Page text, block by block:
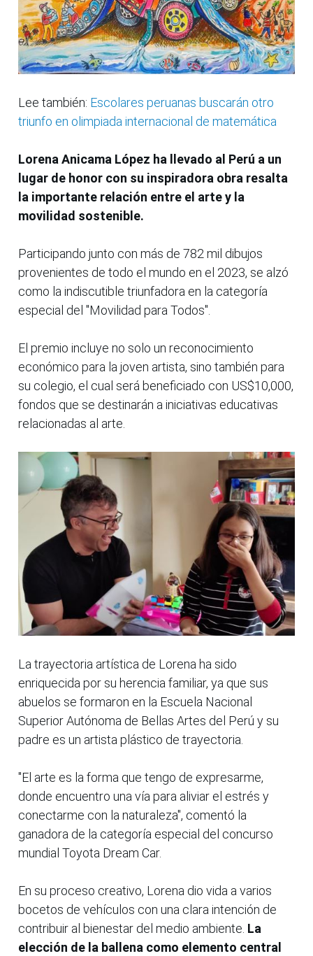
Lee también: Escolares peruanas buscarán otro
triunfo en olimpiada internacional de matemática
Lorena Anicama López ha llevado al Perú a un
lugar de honor con su inspiradora obra resalta
la importante relación entre el arte y la
movilidad sostenible.
Participando junto con más de 782 mil dibujos
provenientes de todo el mundo en el 2023, se alzó
como la indiscutible triunfadora en la categoría
especial del "Movilidad para Todos".
El premio incluye no solo un reconocimiento
económico para la joven artista, sino también para
su colegio, el cual será beneficiado con US$10,000,
fondos que se destinarán a iniciativas educativas
relacionadas al arte.
La trayectoria artística de Lorena ha sido
enriquecida por su herencia familiar, ya que sus
abuelos se formaron en la Escuela Nacional
Superior Autónoma de Bellas Artes del Perú y su
padre es un artista plástico de trayectoria.
"El arte es la forma que tengo de expresarme,
donde encuentro una vía para aliviar el estrés y
conectarme con la naturaleza", comentó la
ganadora de la categoría especial del concurso
mundial Toyota Dream Car.
En su proceso creativo, Lorena dio vida a varios
bocetos de vehículos con una clara intención de
contribuir al bienestar del medio ambiente. La
elección de la ballena como elemento central